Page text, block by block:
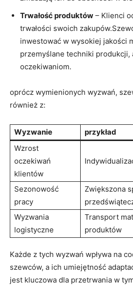
Trwałość produktów – Klienci
trwałości swoich
inwestować w wysokiej jakości
przemyślane techniki produkcji,
oczekiwaniom.
oprócz wymienionych wyzwań,
również z:
Wyzwanie
przykład
Wzrost
oczekiwań
klientów
Sezonowość
pracy
Zwiększona
Wyzwania
logistyczne
Transport
produktów
Każde z tych wyzwań wpływa na
szewców, a ich umiejętność
jest kluczowa dla przetrwania w